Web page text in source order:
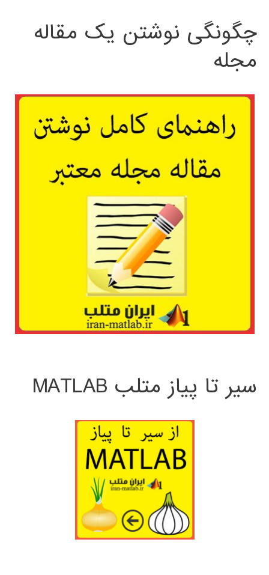
چگونگی نوشتن یک مقاله
مجله
سیر تا پیاز متلب MATLAB